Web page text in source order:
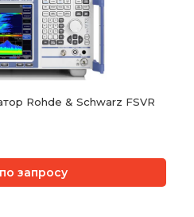
Rohde & Schwarz FSVR
запросу